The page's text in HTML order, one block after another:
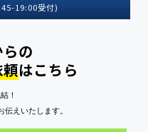
19:00受付)
の
はこちら
！
えいたします。